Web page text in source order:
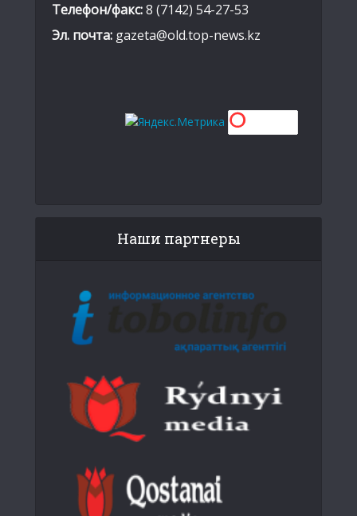
Телефон/факс:8 (7142) 54-27-53
Эл. почта: gazeta@old.top-news.kz
Наши партнеры